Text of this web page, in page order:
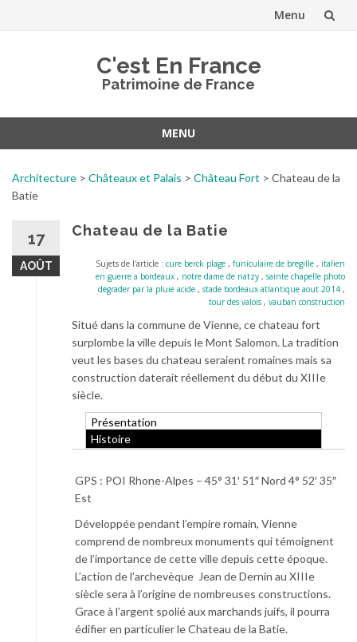
Menu
C'est En France
Patrimoine de France
MENU
contenu
Architecture > Châteaux et Palais > Château Fort > Chateau de la
Batie
17
AOÛT
Chateau de la Batie
Sujets de l'article : cure berck plage , funiculaire de bregille , italien
en guerre a bordeaux , notre dame de natzy , sainte chapelle photo
degrader par la pluie acide , stade bordeaux atlantique aout 2014 ,
tour des valois , vauban construction
Situé dans la commune de Vienne, ce chateau fort
surplombe la ville depuis le Mont Salomon. La tradition
veut les bases du chateau seraient romaines mais sa
construction daterait réellement du début du XIIIe
siècle.
Présentation
Histoire
GPS : POI Rhone-Alpes – 45° 31′ 51″ Nord 4° 52′ 35″
Est
Développée pendant l’empire romain, Vienne
comprend de nombreux monuments qui témoignent
de l’importance de cette ville depuis cette époque.
L’action de l’archevèque Jean de Dernin au XIIIe
siècle sera à l’origine de nombreuses constructions.
Grace à l’argent spolié aux marchands juifs, il pourra
édifier en particulier le Chateau de la Batie.